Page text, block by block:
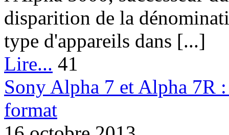
disparition de la
type d'appareils dans [...]
Lire... 41
Sony Alpha 7 et Alpha 7R
format